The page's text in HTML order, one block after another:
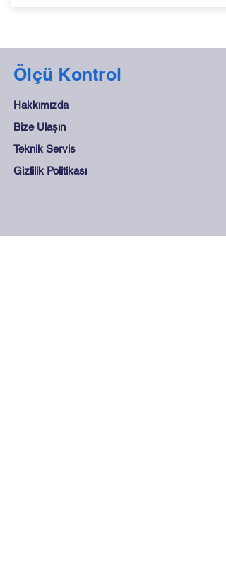
Ölçü Kontrol
Hakkımızda
Bize Ulaşın
Teknik Servis
Gizlilik Politikası
Destek